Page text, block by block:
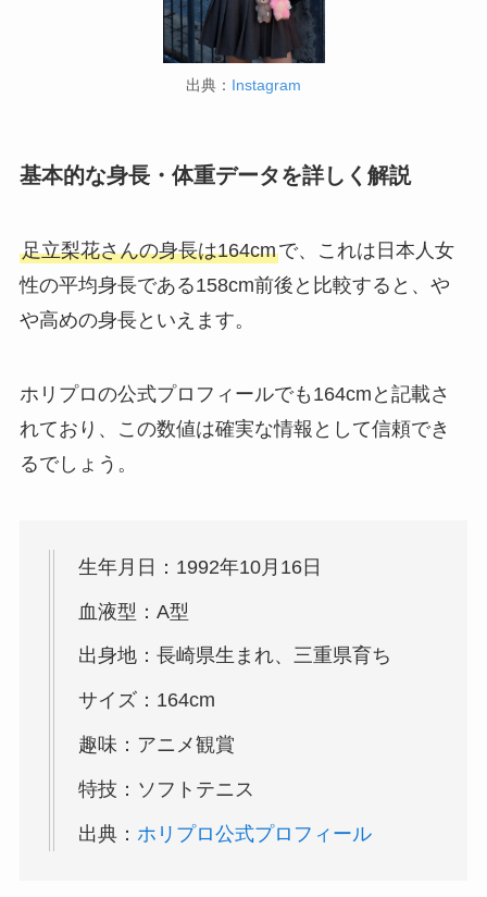
出典： Instagram
基本的な身長・体重データを詳しく解説
足立梨花さんの身長は164cmで、これは日本人女
性の平均身長である158cm前後と比較すると、や
や高めの身長といえます。
ホリプロの公式プロフィールでも164cmと記載さ
れており、この数値は確実な情報として信頼でき
るでしょう。
生年月日：1992年10月16日
血液型：A型
出身地：長崎県生まれ、三重県育ち
サイズ：164cm
趣味：アニメ観賞
特技：ソフトテニス
出典： ホリプロ公式プロフィール